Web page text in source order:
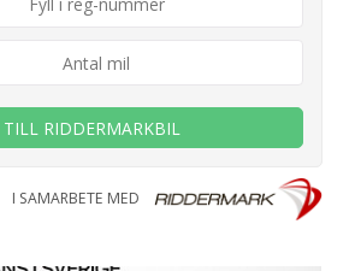
TILL RIDDERMARKBIL
I SAMARBETE MED